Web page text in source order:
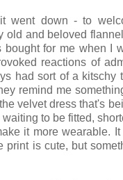
went down - to
old and beloved
bought for me when I
reactions of
had sort of a kitschy
remind me
velvet dress that's
to be fitted,
it more wearable.
print is cute, but